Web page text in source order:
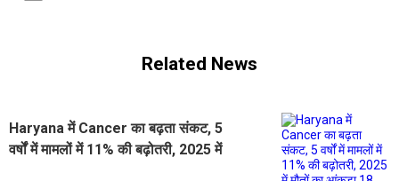
Related News
Haryana में Cancer का बढ़ता संकट, 5
वर्षों में मामलों में 11% की बढ़ोतरी, 2025 में